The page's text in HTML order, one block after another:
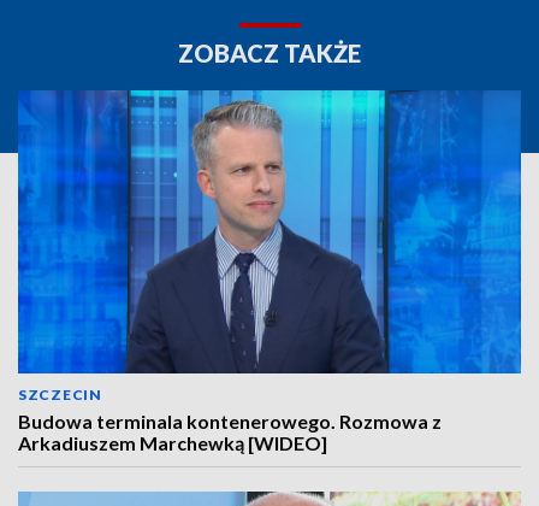
ZOBACZ TAKŻE
SZCZECIN
Budowa terminala kontenerowego. Rozmowa z
Arkadiuszem Marchewką [WIDEO]